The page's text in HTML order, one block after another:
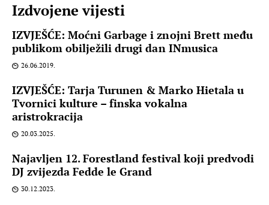
Izdvojene vijesti
IZVJEŠĆE: Moćni Garbage i znojni Brett među
publikom obilježili drugi dan INmusica
26.06.2019.
IZVJEŠĆE: Tarja Turunen & Marko Hietala u
Tvornici kulture – finska vokalna
aristrokracija
20.03.2025.
Najavljen 12. Forestland festival koji predvodi
DJ zvijezda Fedde le Grand
30.12.2023.